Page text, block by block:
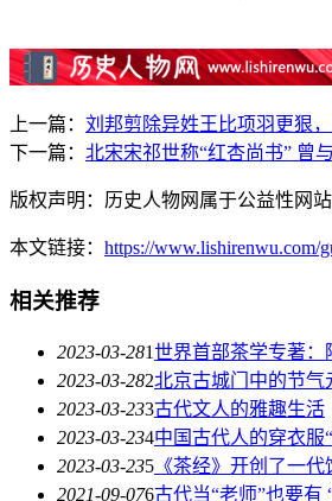
上一篇： 刘邦剪除异姓王比项羽更狠
下一篇： 北宋宋祁世称“红杏尚书” 曾
版权声明：历史人物网属于公益性网
本文链接： https://www.lishirenwu.com/
相关推荐
2023-03-281世界首部茶学专著：
2023-03-282北京古城门中的节气
2023-03-233古代文人的雅趣生活
2023-03-234中国古代人的穿衣服
2023-03-235 《茶经》开创了一代
2021-09-076古代当“老师”也要有